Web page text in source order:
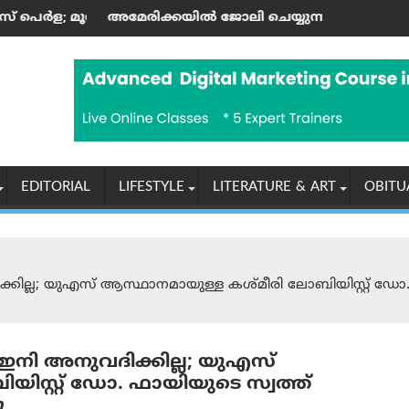
കലാസപര്യയ്ക്ക് ഗൾഫ് മണ്ണിലും അംഗീകാരം
ജോലി ചെയ്യുന്ന ഇന്ത്യക്കാർക്ക് എച്ച്-1ബി വിസ
ആരോഗ്യ,
EDITORIAL LIFESTYLE LITERATURE & ART
യുഎസ് ആസ്ഥാനമായുള്ള കശ്മീരി ലോബിയിസ്റ്റ്
ഇനി അനുവദിക്കില്ല; യുഎസ്
ഡോ. ഫായിയുടെ സ്വത്ത്